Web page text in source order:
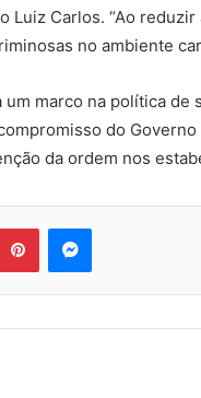
Luiz Carlos. “Ao
no ambiente
marco na política de
do
da ordem nos
PinterestMessenger